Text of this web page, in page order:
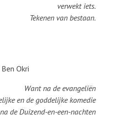
verwekt iets.
Tekenen van bestaan.
Okri
Want na de evangeliën
en de goddelijke komedie
na de Duizend-en-een-nachten